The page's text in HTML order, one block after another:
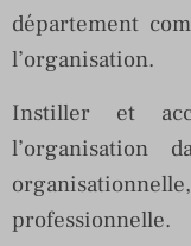
département
l’organisation.
Instiller et
l’organisation
professionnelle.